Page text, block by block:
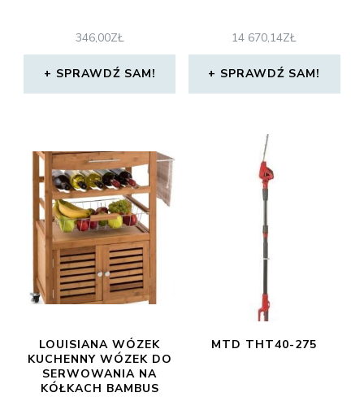
346,00ZŁ
SPRAWDŹ SAM!
14 670,14ZŁ
SPRAWDŹ SAM!
LOUISIANA WÓZEK
KUCHENNY WÓZEK DO
SERWOWANIA NA
KÓŁKACH BAMBUS
MTD THT40-275